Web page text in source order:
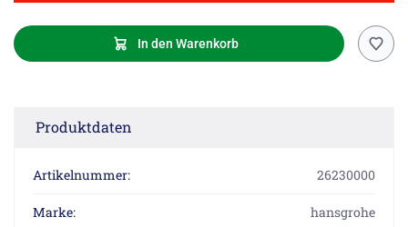
In den Warenkorb
Produktdaten
Artikelnummer: 26230000
Marke: hansgrohe